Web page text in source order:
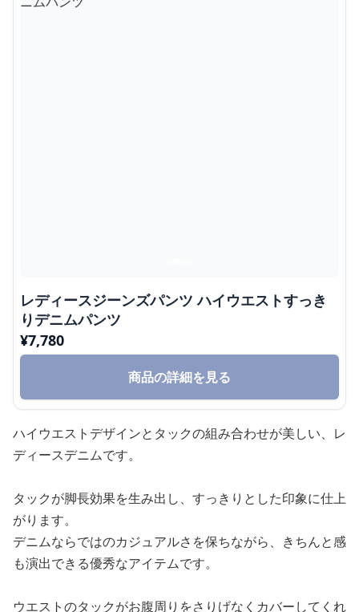
レディースジーンズパンツ ハイウエストすっき
りデニムパンツ
¥7,780
商品の詳細を見る
ハイウエストデザインとタックの組み合わせが美しい、レ
ディースデニムです。
タックが脚長効果を生み出し、すっきりとした印象に仕上
がります。
デニムならではのカジュアルさを保ちながら、きちんと感
も演出できる優秀なアイテムです。
ウエストのタックがお腹周りをさりげなくカバーしてくれ